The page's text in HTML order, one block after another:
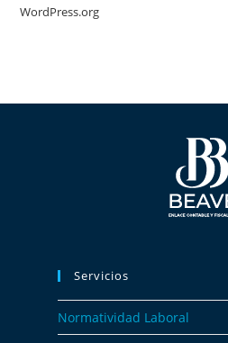
WordPress.org
Servicios
Normatividad Laboral​